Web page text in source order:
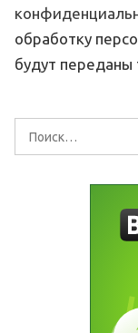
обработку
будут
Найти: